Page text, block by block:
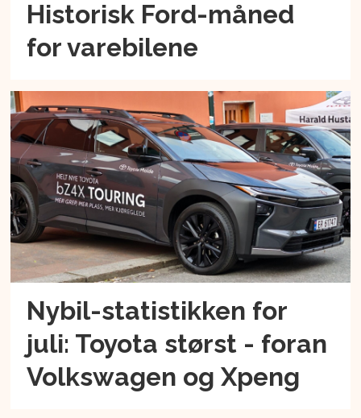
Historisk Ford-måned
for varebilene
Nybil-statistikken for
juli: Toyota størst - foran
Volkswagen og Xpeng